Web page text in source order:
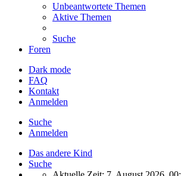
Unbeantwortete Themen
Aktive Themen
Suche
Foren
Dark mode
FAQ
Kontakt
Anmelden
Suche
Anmelden
Das andere Kind
Suche